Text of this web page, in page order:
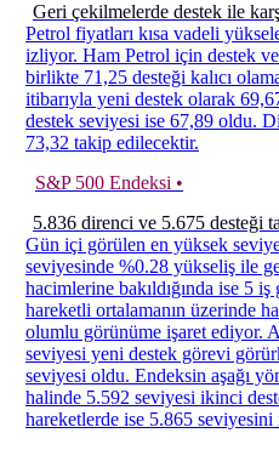
Geri çekilmelerde destek ile
Petrol fiyatları kısa vadeli
izliyor. Ham Petrol için destek
birlikte 71,25 desteği kalıcı
itibarıyla yeni destek olarak
destek seviyesi ise 67,89 oldu.
73,32 takip edilecektir.
S&P 500 Endeksi •
5.836 direnci ve 5.675 desteği
Gün içi görülen en yüksek
seviyesinde %0.28 yükseliş ile
hacimlerine bakıldığında ise 5
hareketli ortalamanın üzerinde
olumlu görünüme işaret ediyor.
seviyesi yeni destek görevi
seviyesi oldu. Endeksin aşağı
halinde 5.592 seviyesi ikinci
hareketlerde ise 5.865